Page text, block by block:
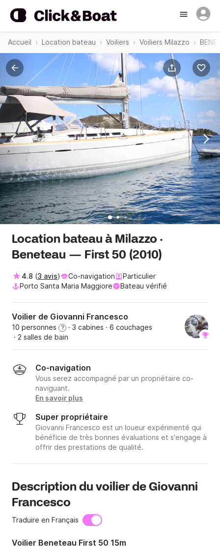
Accueil Location bateau Voiliers Voiliers Milazzo
Location bateau à Milazzo ·
Beneteau — First 50 (2010)
4.8 (3 avis) Co-navigation
Particulier
Porto Santa Maria Maggiore
Bateau vérifié
Voilier de Giovanni Francesco
10 personnes ? · 3 cabines · 6 couchages
· 2 salles de bain
Co-navigation
Vous serez accompagné par un propriétaire co-
naviguant.
En savoir plus
Super propriétaire
Giovanni Francesco est un loueur expérimenté qui
bénéficie de très bonnes évaluations et s'engage à
offrir des prestations de qualité.
Description du voilier de Giovanni
Francesco
Traduire en Français
Voilier Beneteau First 50 15m